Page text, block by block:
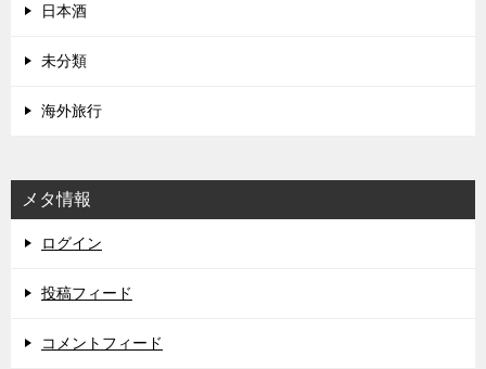
日本酒
未分類
海外旅行
メタ情報
ログイン
投稿フィード
コメントフィード